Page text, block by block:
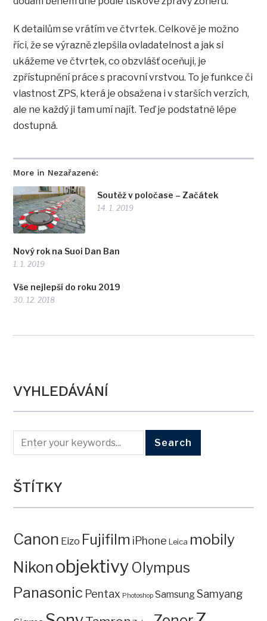
More in Nezařazené:
Soutěž v poločase – Začátek
14. 1. 2019
Nový rok na Suoi Dan Ban
1. 1. 2019
Vše nejlepší do roku 2019
30. 12. 2018
K detailům se vrátím ve čtvrtek. Celkově je možno
říci, že se výrazně zlepšila ovladatelnost a jak si
ukážeme ve čtvrtek, co obzvlášť oceňuji, je
zpřístupnění práce s pracovní vrstvou. To je funkce či
vlastnost ZPS, která je obsažena i v starších verzích,
ale ne každý ji tam umí najít. Teď je podstatně lépe
dostupná.
VYHLEDÁVÁNÍ
ŠTÍTKY
Canon Eizo Fujifilm iPhone Leica mobily
Nikon objektivy Olympus
Panasonic Pentax Photoshop SamsungSamyang